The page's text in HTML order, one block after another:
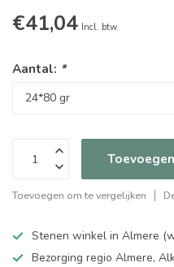
€41,04 Incl. btw
Aantal: *
Toevoegen om te vergelijken
Stenen winkel in Almere
Bezorging regio Almere,